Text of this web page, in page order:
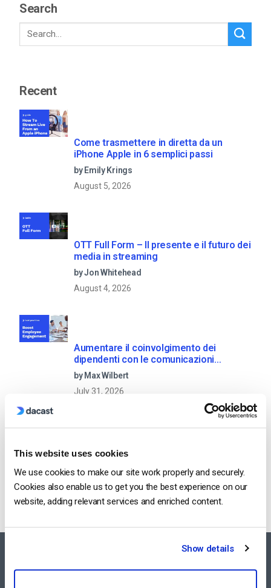
This website uses cookies
We use cookies to make our site work properly and securely.
Cookies also enable us to get you the best experience on our
website, adding relevant services and enriched content.
Show details
Search
Recent
Come trasmettere in diretta da un
iPhone Apple in 6 semplici passi
by Emily Krings
August 5, 2026
OTT Full Form – Il presente e il futuro dei
media in streaming
by Jon Whitehead
August 4, 2026
Aumentare il coinvolgimento dei
dipendenti con le comunicazioni
aziendali in live streaming
by Max Wilbert
July 31, 2026
Categories